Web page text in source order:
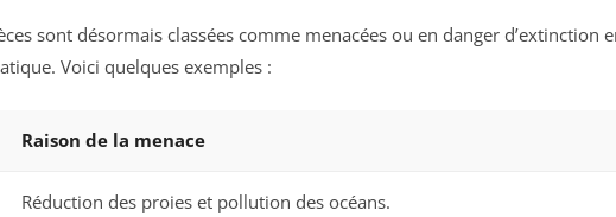
sont désormais classées comme menacées ou en danger d’extinction
Voici quelques exemples :
Raison de la menace
Réduction des proies et pollution des océans.